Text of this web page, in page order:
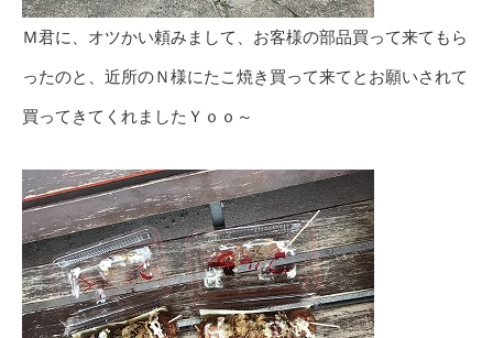
Ｍ君に、オツかい頼みまして、お客様の部品買って来てもら
ったのと、近所のＮ様にたこ焼き買って来てとお願いされて
買ってきてくれましたＹｏｏ～